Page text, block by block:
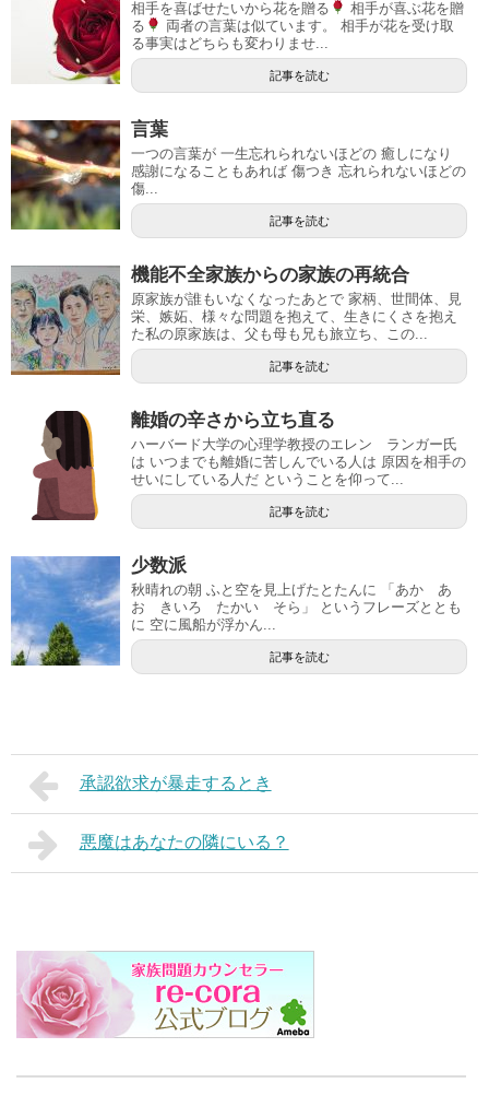
相手を喜ばせたいから花を贈る
相手が喜ぶ花を贈
る
両者の言葉は似ています。 相手が花を受け取
る事実はどちらも変わりませ...
記事を読む
言葉
一つの言葉が 一生忘れられないほどの 癒しになり
感謝になることもあれば 傷つき 忘れられないほどの
傷...
記事を読む
機能不全家族からの家族の再統合
原家族が誰もいなくなったあとで 家柄、世間体、見
栄、嫉妬、様々な問題を抱えて、生きにくさを抱え
た私の原家族は、父も母も兄も旅立ち、この...
記事を読む
離婚の辛さから立ち直る
ハーバード大学の心理学教授のエレン ランガー氏
は いつまでも離婚に苦しんでいる人は 原因を相手の
せいにしている人だ ということを仰って...
記事を読む
少数派
秋晴れの朝 ふと空を見上げたとたんに 「あか あ
お きいろ たかい そら」 というフレーズととも
に 空に風船が浮かん...
記事を読む
承認欲求が暴走するとき
悪魔はあなたの隣にいる？